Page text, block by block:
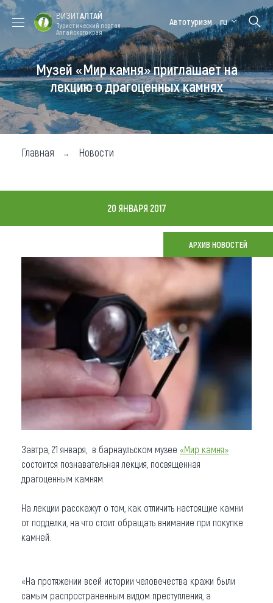
Форум VISIT
ALTAI
Цветение
маральника
Медицинский
форум
Алтайская
зимовка
Туры
Где побывать
Чем заняться
Где остановиться
Новости
Что привезти (сувениры)
О регионе
Коллекция впечатлений
Другие рубрики
ВИЗИТАЛТАЙ
Туристический портал
Алтайского края
Автотуризм ru
Музей «Мир камня» приглашает на
лекцию о драгоценных камнях
Главная Новости
20 ЯНВАРЯ 2017
АРХИВ НОВОСТЕЙ
Завтра, 21 января, в барнаульском музее «Мир камня»
состоится познавательная лекция, посвященная
драгоценным камням.
На лекции расскажут о том, как отличить настоящие камни
от подделки, на что стоит обращать внимание при покупке
камней.
«На протяжении всей истории человечества кражи были
самым распространенным видом преступления, а